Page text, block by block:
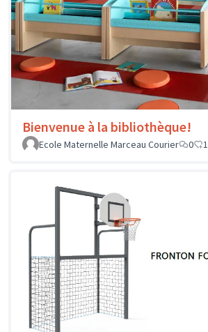
Bienvenue à la bibliothèque!
Ecole Maternelle Marceau Courier
0 1